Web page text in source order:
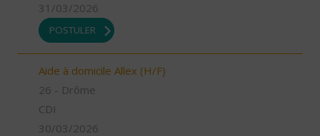
31/03/2026
POSTULER
Aide à domicile Allex (H/F)
26 - Drôme
CDI
30/03/2026